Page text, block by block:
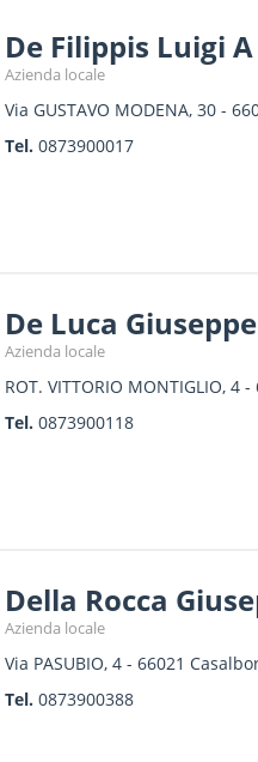
De Filippis Luigi
Azienda locale
Via GUSTAVO MODENA, 30-
Tel. 0873900017
De Luca
Azienda locale
ROT. VITTORIO MONTIGLIO, 4-
Tel. 0873900118
Della Rocca
Azienda locale
Via PASUBIO, 4- 66021
Tel. 0873900388